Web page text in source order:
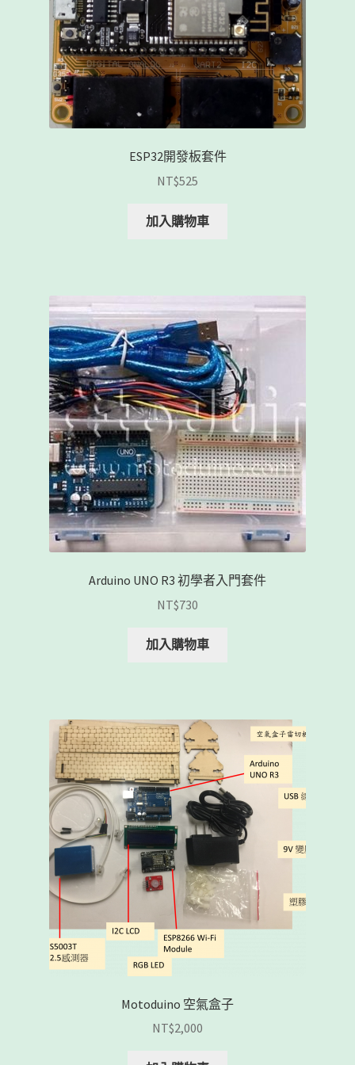
ESP32開發板套件
NT$525
加入購物車
Arduino UNO R3 初學者入門套件
NT$730
加入購物車
Motoduino 空氣盒子
NT$2,000